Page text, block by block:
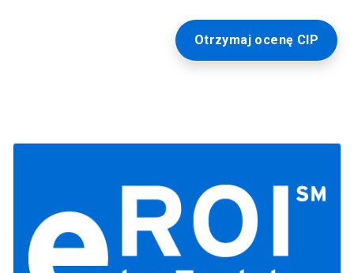
Otrzymaj ocenę CIP